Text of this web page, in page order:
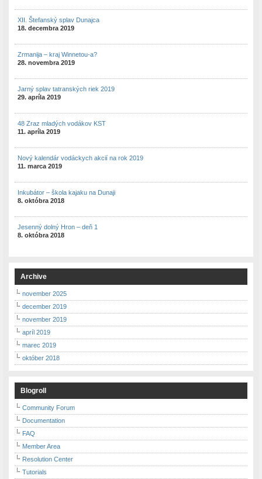
XII. Štefanský splav Dunajca
18. decembra 2019
Zrmanija – kraj Winnetou-a?
28. novembra 2019
Jarný splav tatranských riek 2019
29. apríla 2019
48 Zraz mladých vodákov KST
11. apríla 2019
Nový kalendár vodáckych akcií na rok 2019
11. marca 2019
Inkubátor – škola kajaku na Dunaji
8. októbra 2018
Jesenný dolný Hron – deň 1
8. októbra 2018
Archive
november 2025
december 2019
november 2019
apríl 2019
marec 2019
október 2018
Blogroll
Community Forum
Documentation
FAQ
Member Area
Resolution Center
Tutorials